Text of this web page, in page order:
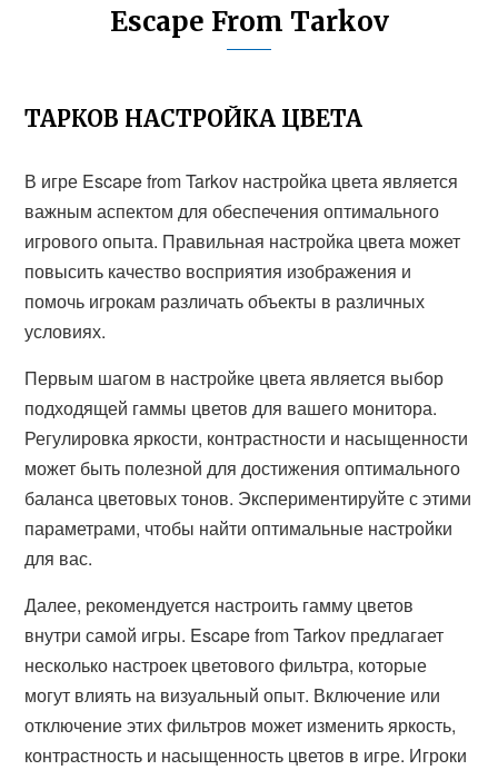
Escape From Tarkov
ТАРКОВ НАСТРОЙКА ЦВЕТА
В игре Escape from Tarkov настройка цвета является
важным аспектом для обеспечения оптимального
игрового опыта. Правильная настройка цвета может
повысить качество восприятия изображения и
помочь игрокам различать объекты в различных
условиях.
Первым шагом в настройке цвета является выбор
подходящей гаммы цветов для вашего монитора.
Регулировка яркости, контрастности и насыщенности
может быть полезной для достижения оптимального
баланса цветовых тонов. Экспериментируйте с этими
параметрами, чтобы найти оптимальные настройки
для вас.
Далее, рекомендуется настроить гамму цветов
внутри самой игры. Escape from Tarkov предлагает
несколько настроек цветового фильтра, которые
могут влиять на визуальный опыт. Включение или
отключение этих фильтров может изменить яркость,
контрастность и насыщенность цветов в игре. Игроки